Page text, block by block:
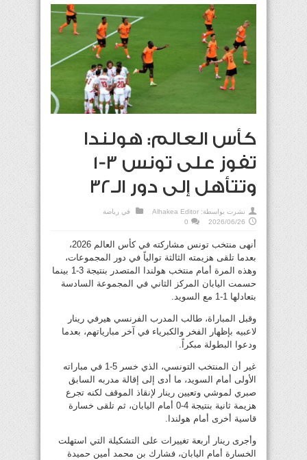
كأس العالم: هولندا
تفوز على تونس 3-1
وتتأهل إلى دور الـ32
نشرت بواسطة: Alhakea Editor في رياضة
2026/06/26
0
أنهى منتخب تونس مشاركته في كأس العالم 2026،
بعدما تلقى هزيمته الثالثة توالياً في دور المجموعات،
وهذه المرة أمام منتخب هولندا المتصدر بنتيجة 3-1 بينما
حسمت اليابان المركز الثاني في المجموعة السادسة
بتعادلها 1-1 مع السويد.
وقبل المباراة، طالب المدرب الفرنسي هيرفي رينار
لاعبيه بإظهار الفخر والكبرياء في آخر مبارياتهم، بعدما
ودعوا البطولة مبكراً.
غير أن المنتخب التونسي، الذي خسر 5-1 في مباراته
الأولى أمام السويد، ما أدى إلى إقالة مدربه السابق
صبري لموشي وتعيين رينار لإنقاذ الموقف لكنه تجرع
هزيمة ثانية بنتيجة 4-0 أمام اليابان، ثم تلقى خسارة
قاسية أخرى أمام هولندا.
وأجرى رينار أربعة تغييرات على التشكيلة التي استهلت
الخسارة أمام اليابان، فشارك بن محمد أمين حميدة